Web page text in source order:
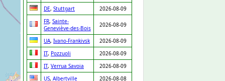
DE, Stuttgart
2026-08-09
FR, Sainte-
Geneviève-des-Bois
2026-08-09
UA, Ivano-Frankivsk
2026-08-09
IT, Pozzuoli
2026-08-09
IT, Verrua Savoia
2026-08-09
US, Albertville 2026-08-08